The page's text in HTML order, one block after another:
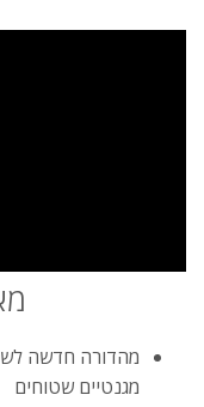
מגנטיים שטוחים